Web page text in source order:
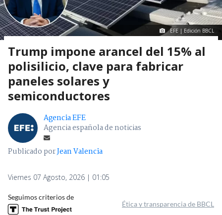
EFE | Edición BBCL
Trump impone arancel del 15% al
polisilicio, clave para fabricar
paneles solares y
semiconductores
Agencia EFE
Agencia española de noticias
Publicado porJean Valencia
Viernes 07 Agosto, 2026 | 01:05
Seguimos criterios de
Ética y transparencia de BBCL